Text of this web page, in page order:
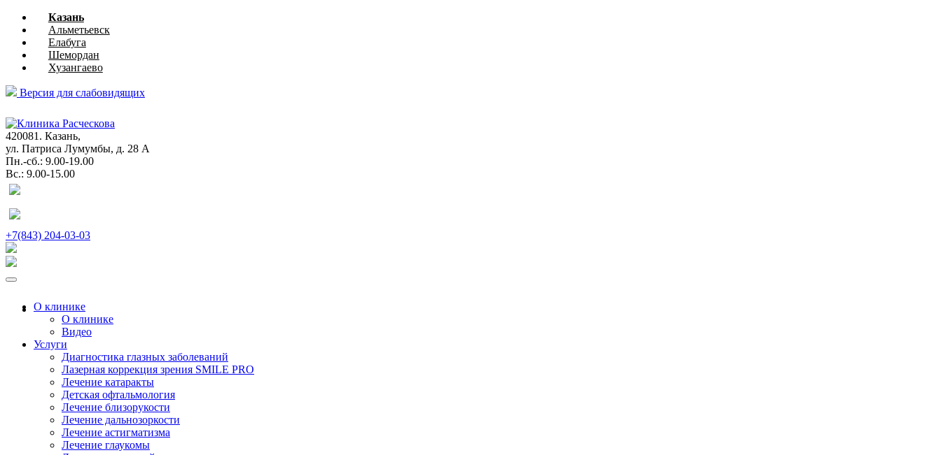
Казань
Альметьевск
Елабуга
Шемордан
Хузангаево
Версия для слабовидящих
420081. Казань,
ул. Патриса Лумумбы, д. 28 А
Пн.-сб.: 9.00-19.00
Вс.: 9.00-15.00
+7(843) 204-03-03
О клинике
О клинике
Видео
Услуги
Диагностика глазных заболеваний
Лазерная коррекция зрения SMILE PRO
Лечение катаракты
Детская офтальмология
Лечение близорукости
Лечение дальнозоркости
Лечение астигматизма
Лечение глаукомы